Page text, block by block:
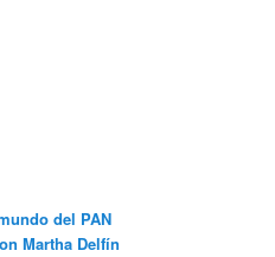
del PAN
Martha Delfín